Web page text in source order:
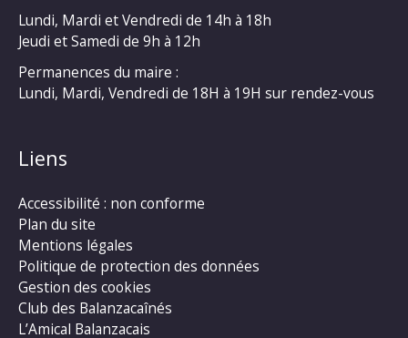
Lundi, Mardi et Vendredi de 14h à 18h
Jeudi et Samedi de 9h à 12h
Permanences du maire :
Lundi, Mardi, Vendredi de 18H à 19H sur rendez-vous
Liens
Accessibilité : non conforme
Plan du site
Mentions légales
Politique de protection des données
Gestion des cookies
Club des Balanzacaînés
L’Amical Balanzacais